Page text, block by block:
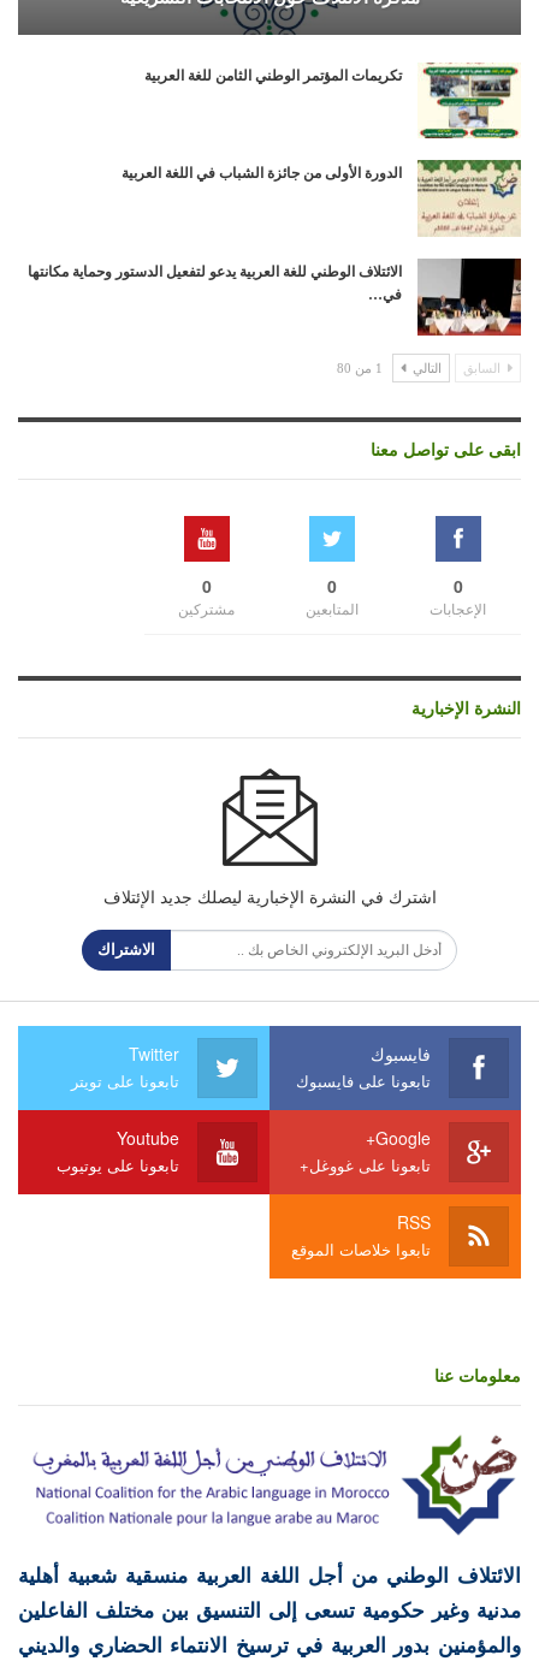
تكريمات المؤتمر الوطني الثامن للغة العربية
الدورة الأولى من جائزة الشباب في اللغة العربية
الائتلاف الوطني للغة العربية يدعو لتفعيل الدستور وحماية مكانتها
في…
السابق التالي 1 من 80
ابقى على تواصل معنا
0
الإعجابات
0
المتابعين
0
مشتركين
النشرة الإخبارية
اشترك في النشرة الإخبارية ليصلك جديد الإئتلاف
الاشتراك
فايسبوك
تابعونا على فايسبوك
Twitter
تابعونا على تويتر
Google+
تابعونا على غووغل+
Youtube
تابعونا على يوتيوب
RSS
تابعوا خلاصات الموقع
معلومات عنا
الائتلاف الوطني من أجل اللغة العربية منسقية شعبية أهلية
مدنية وغير حكومية تسعى إلى التنسيق بين مختلف الفاعلين
والمؤمنين بدور العربية في ترسيخ الانتماء الحضاري والديني